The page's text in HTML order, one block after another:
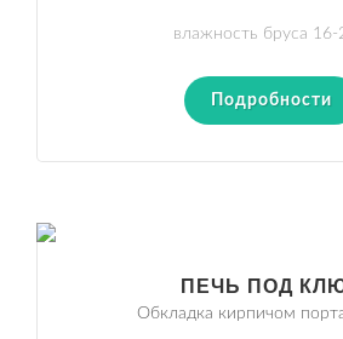
влажность бруса 16-
Подробности
ПЕЧЬ ПОД
Обкладка кирпичом